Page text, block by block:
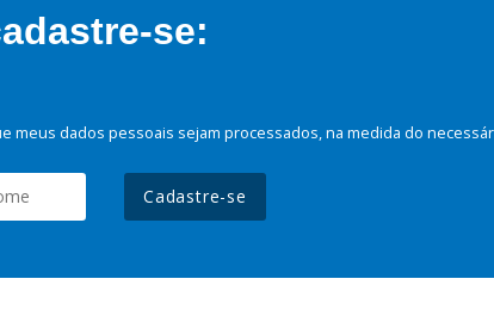
se:
meus dados pessoais sejam processados, na medida do
Cadastre-se